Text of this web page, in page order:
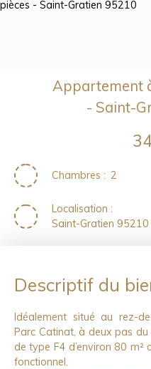
Appartement
- Saint-
Chambres : 2
Localisation :
Saint-Gratien 95210
Descriptif du
Idéalement situé au rez-
Parc Catinat, à deux pas
de type F4 d’environ 80
fonctionnel.